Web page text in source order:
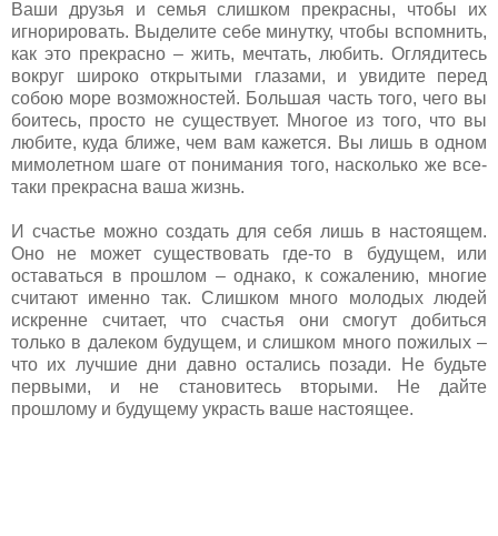
Ваши друзья и семья слишком прекрасны, чтобы их
игнорировать. Выделите себе минутку, чтобы вспомнить,
как это прекрасно – жить, мечтать, любить. Оглядитесь
вокруг широко открытыми глазами, и увидите перед
собою море возможностей. Большая часть того, чего вы
боитесь, просто не существует. Многое из того, что вы
любите, куда ближе, чем вам кажется. Вы лишь в одном
мимолетном шаге от понимания того, насколько же все-
таки прекрасна ваша жизнь.
И счастье можно создать для себя лишь в настоящем.
Оно не может существовать где-то в будущем, или
оставаться в прошлом – однако, к сожалению, многие
считают именно так. Слишком много молодых людей
искренне считает, что счастья они смогут добиться
только в далеком будущем, и слишком много пожилых –
что их лучшие дни давно остались позади. Не будьте
первыми, и не становитесь вторыми. Не дайте
прошлому и будущему украсть ваше настоящее.